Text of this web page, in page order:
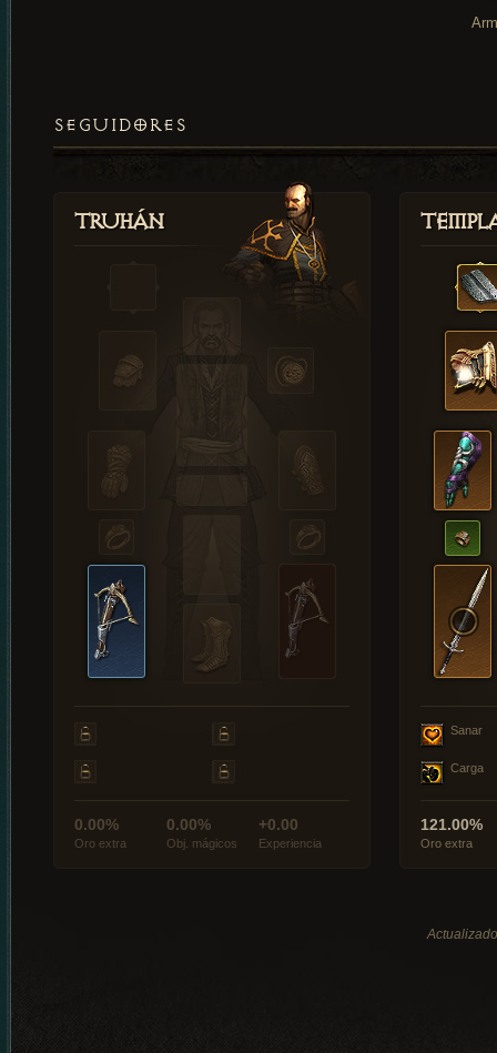
SEGUIDORES
Truhán
0.00%
Oro extra
0.00%
Obj. mágicos
+0.00
Experiencia
Sanar
Carga
121.00%
Oro extra